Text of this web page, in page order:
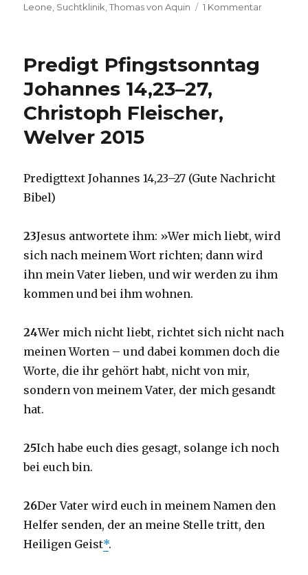
Leone, Suchtklinik,Thomas von Aquin 1 Kommentarzu
23.
Predigt Pfingstsonntag
Johannes 14,23–27,
Christoph Fleischer,
Welver 2015
Predigttext Johannes 14,23–27 (Gute Nachricht
Bibel)
23Jesus antwortete ihm: »Wer mich liebt, wird
sich nach meinem Wort richten; dann wird
ihn mein Vater lieben, und wir werden zu ihm
kommen und bei ihm wohnen.
24Wer mich nicht liebt, richtet sich nicht nach
meinen Worten – und dabei kommen doch die
Worte, die ihr gehört habt, nicht von mir,
sondern von meinem Vater, der mich gesandt
hat.
25Ich habe euch dies gesagt, solange ich noch
bei euch bin.
26Der Vater wird euch in meinem Namen den
Helfer senden, der an meine Stelle tritt, den
Heiligen Geist*.